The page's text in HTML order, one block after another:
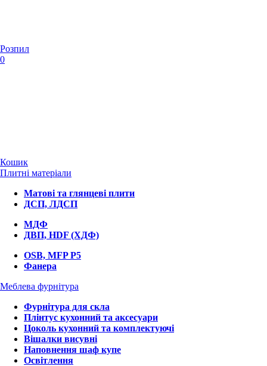
Розпил
0
Кошик
Плитні матеріали
Матові та глянцеві плити
ДСП, ЛДСП
МДФ
ДВП, HDF (ХДФ)
OSB, MFP P5
Фанера
Меблева фурнітура
Фурнітура для скла
Плінтус кухонний та аксесуари
Цоколь кухонний та комплектуючі
Вішалки висувні
Наповнення шаф купе
Освітлення